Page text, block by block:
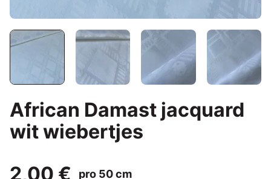
African Damast jacquard
wit wiebertjes
2,00 €
pro 50 cm